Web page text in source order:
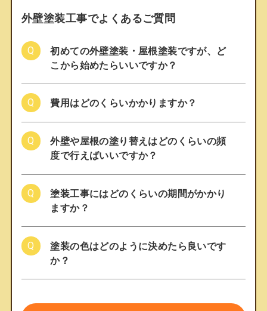
外壁塗装工事でよくあるご質問
初めての外壁塗装・屋根塗装ですが、ど
こから始めたらいいですか？
費用はどのくらいかかりますか？
外壁や屋根の塗り替えはどのくらいの頻
度で行えばいいですか？
塗装工事にはどのくらいの期間がかかり
ますか？
塗装の色はどのように決めたら良いです
か？